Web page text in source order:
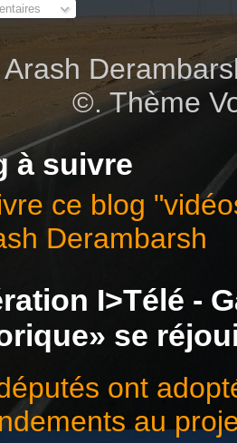
Arash
©. Thème
à suivre
ce blog
Derambarsh
I>Télé -
se
ont
au